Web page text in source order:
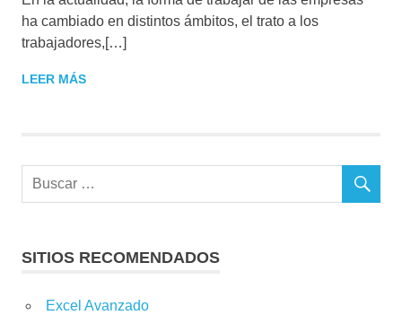
ha cambiado en distintos ámbitos, el trato a los
trabajadores,[…]
LEER MÁS
SITIOS RECOMENDADOS
Excel Avanzado